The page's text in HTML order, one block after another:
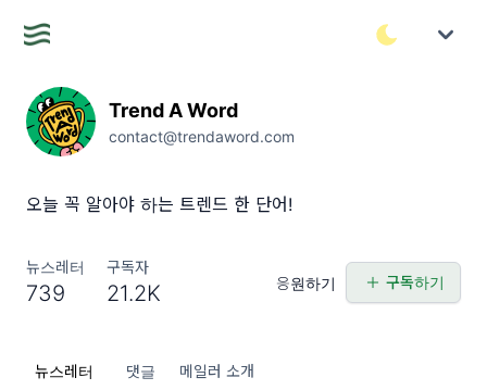
Trend A Word
contact@trendaword.com
오늘 꼭 알아야 하는 트렌드 한 단어!
뉴스레터
739
구독자
21.2K 응원하기 구독하기
뉴스레터 댓글 메일러 소개